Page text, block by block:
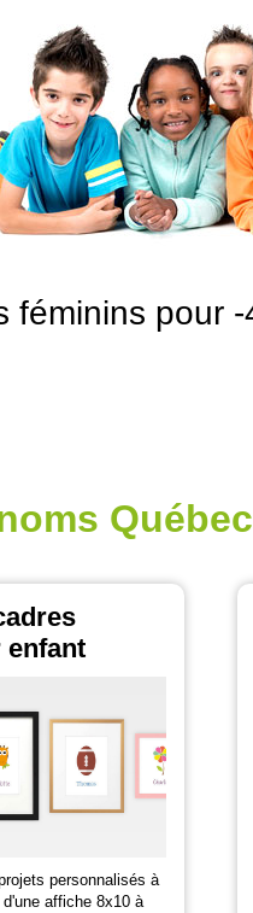
féminins pour -
Québec
enfant
personnalisés à
affiche 8x10 à